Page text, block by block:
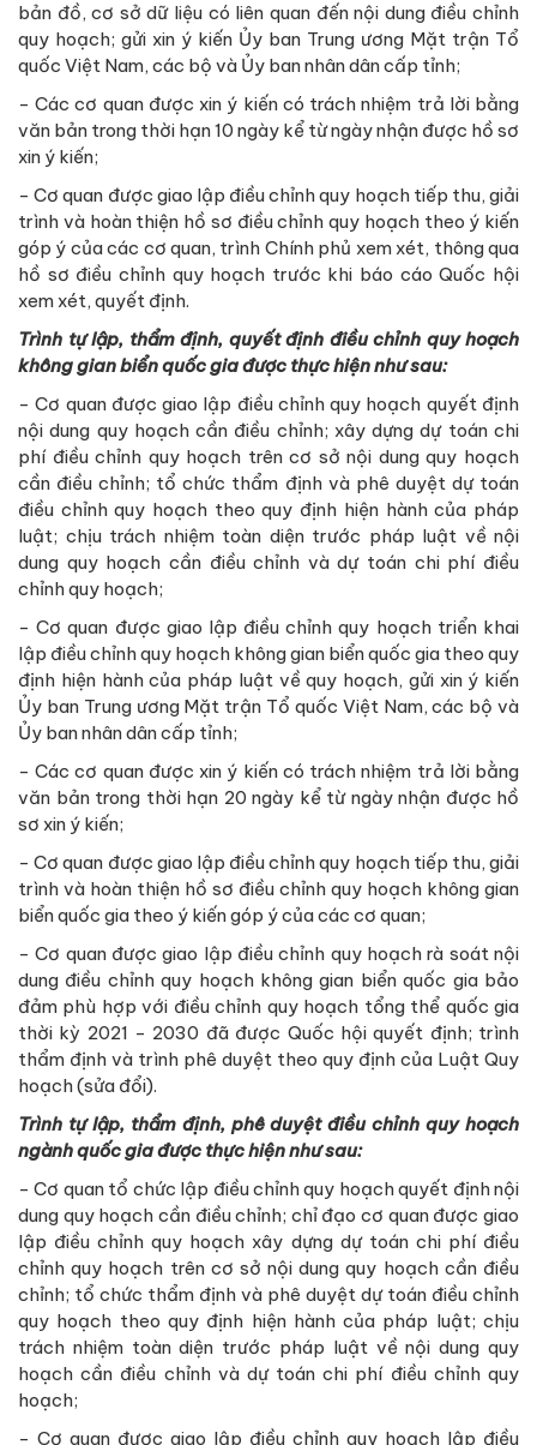
bản đồ, cơ sở dữ liệu có liên quan đến nội dung điều chỉnh
quy hoạch; gửi xin ý kiến Ủy ban Trung ương Mặt trận Tổ
quốc Việt Nam, các bộ và Ủy ban nhân dân cấp tỉnh;
- Các cơ quan được xin ý kiến có trách nhiệm trả lời bằng
văn bản trong thời hạn 10 ngày kể từ ngày nhận được hồ sơ
xin ý kiến;
- Cơ quan được giao lập điều chỉnh quy hoạch tiếp thu, giải
trình và hoàn thiện hồ sơ điều chỉnh quy hoạch theo ý kiến
góp ý của các cơ quan, trình Chính phủ xem xét, thông qua
hồ sơ điều chỉnh quy hoạch trước khi báo cáo Quốc hội
xem xét, quyết định.
Trình tự lập, thẩm định, quyết định điều chỉnh quy hoạch
không gian biển quốc gia được thực hiện như sau:
- Cơ quan được giao lập điều chỉnh quy hoạch quyết định
nội dung quy hoạch cần điều chỉnh; xây dựng dự toán chi
phí điều chỉnh quy hoạch trên cơ sở nội dung quy hoạch
cần điều chỉnh; tổ chức thẩm định và phê duyệt dự toán
điều chỉnh quy hoạch theo quy định hiện hành của pháp
luật; chịu trách nhiệm toàn diện trước pháp luật về nội
dung quy hoạch cần điều chỉnh và dự toán chi phí điều
chỉnh quy hoạch;
- Cơ quan được giao lập điều chỉnh quy hoạch triển khai
lập điều chỉnh quy hoạch không gian biển quốc gia theo quy
định hiện hành của pháp luật về quy hoạch, gửi xin ý kiến
Ủy ban Trung ương Mặt trận Tổ quốc Việt Nam, các bộ và
Ủy ban nhân dân cấp tỉnh;
- Các cơ quan được xin ý kiến có trách nhiệm trả lời bằng
văn bản trong thời hạn 20 ngày kể từ ngày nhận được hồ
sơ xin ý kiến;
- Cơ quan được giao lập điều chỉnh quy hoạch tiếp thu, giải
trình và hoàn thiện hồ sơ điều chỉnh quy hoạch không gian
biển quốc gia theo ý kiến góp ý của các cơ quan;
- Cơ quan được giao lập điều chỉnh quy hoạch rà soát nội
dung điều chỉnh quy hoạch không gian biển quốc gia bảo
đảm phù hợp với điều chỉnh quy hoạch tổng thể quốc gia
thời kỳ 2021 - 2030 đã được Quốc hội quyết định; trình
thẩm định và trình phê duyệt theo quy định của Luật Quy
hoạch (sửa đổi).
Trình tự lập, thẩm định, phê duyệt điều chỉnh quy hoạch
ngành quốc gia được thực hiện như sau:
- Cơ quan tổ chức lập điều chỉnh quy hoạch quyết định nội
dung quy hoạch cần điều chỉnh; chỉ đạo cơ quan được giao
lập điều chỉnh quy hoạch xây dựng dự toán chi phí điều
chỉnh quy hoạch trên cơ sở nội dung quy hoạch cần điều
chỉnh; tổ chức thẩm định và phê duyệt dự toán điều chỉnh
quy hoạch theo quy định hiện hành của pháp luật; chịu
trách nhiệm toàn diện trước pháp luật về nội dung quy
hoạch cần điều chỉnh và dự toán chi phí điều chỉnh quy
hoạch;
- Cơ quan được giao lập điều chỉnh quy hoạch lập điều